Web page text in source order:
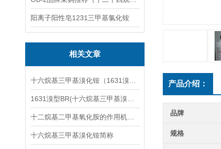
阳离子阳性皂1231三甲基氯化铵
相关文章
十六烷基三甲基溴化铵简称
产品介绍：
品牌
规格